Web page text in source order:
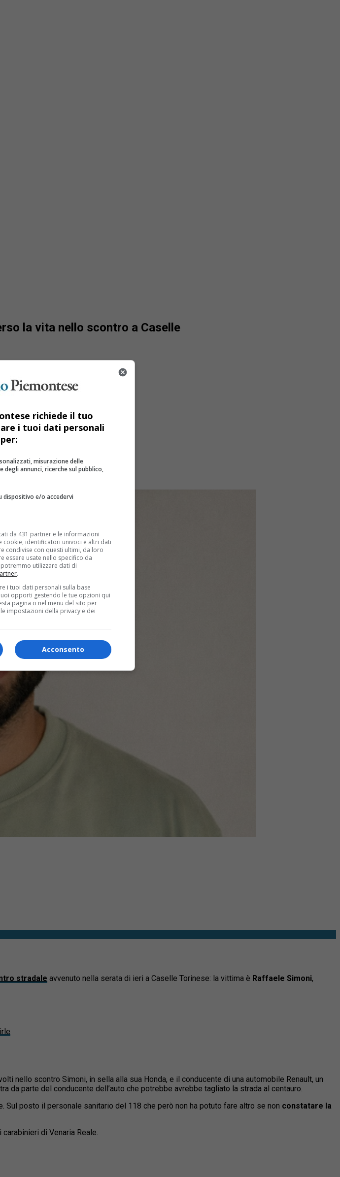
la vita nello scontro a Caselle
stradale avvenuto nella serata di ieri a Caselle Torinese: la vittima è Raffaele Simoni,
nello scontro Simoni, in sella alla sua Honda, e il conducente di una automobile Renault, un
da parte del conducente dell’auto che potrebbe avrebbe tagliato la strada al centauro.
posto il personale sanitario del 118 che però non ha potuto fare altro se non constatare la
carabinieri di Venaria Reale.
richiede il tuo
i tuoi dati personali
per:
misurazione delle
degli annunci, ricerche sul pubblico,
dispositivo e/o accedervi
da 431 partner e le informazioni
identificatori univoci e altri dati
condivise con questi ultimi, da loro
essere usate nello specifico da
utilizzare dati di
.
i tuoi dati personali sulla base
opporti gestendo le tue opzioni qui
pagina o nel menu del sito per
impostazioni della privacy e dei
Acconsento